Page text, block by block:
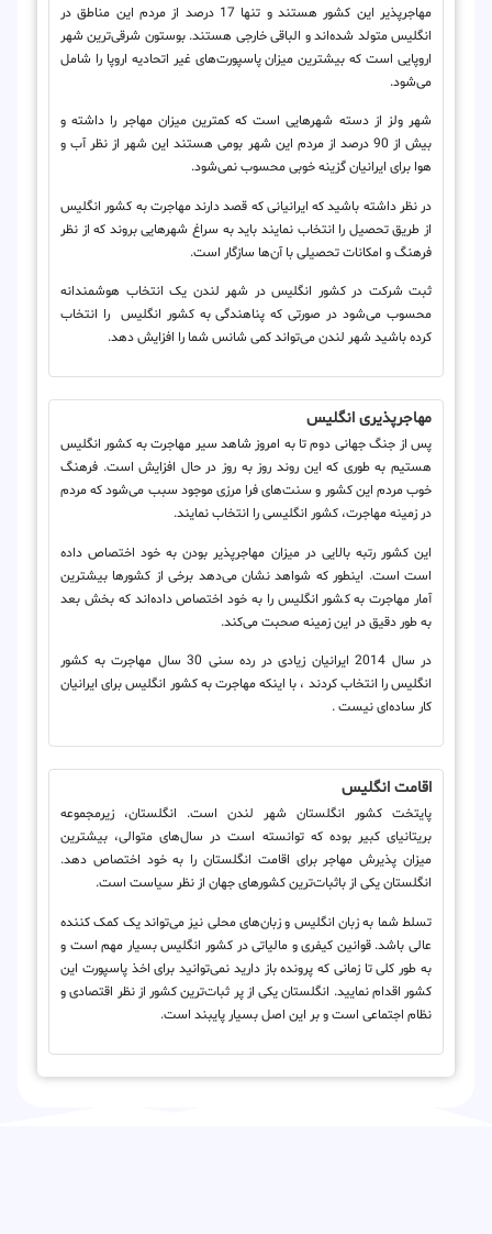
مهاجرپذیر این کشور هستند و تنها 17 درصد از مردم این مناطق در
انگلیس متولد شده‌اند و الباقی خارجی هستند. بوستون شرقی‌ترین شهر
اروپایی است که بیشترین میزان پاسپورت‌های غیر اتحادیه اروپا را شامل
می‌شود.
شهر ولز از دسته شهرهایی است که کمترین میزان مهاجر را داشته و
بیش از 90 درصد از مردم این شهر بومی هستند این شهر از نظر آب و
هوا برای ایرانیان گزینه خوبی محسوب نمی‌شود.
در نظر داشته باشید که ایرانیانی که قصد دارند مهاجرت به کشور انگلیس
از طریق تحصیل را انتخاب نمایند باید به سراغ شهرهایی بروند که از نظر
فرهنگ و امکانات تحصیلی با آن‌ها سازگار است.
ثبت شرکت در کشور انگلیس در شهر لندن یک انتخاب هوشمندانه
محسوب می‌شود در صورتی که پناهندگی به کشور انگلیس را انتخاب
کرده باشید شهر لندن می‌تواند کمی شانس شما را افزایش دهد.
مهاجرپذیری انگلیس
پس از جنگ جهانی دوم تا به امروز شاهد سیر مهاجرت به کشور انگلیس
هستیم به طوری که این روند روز به روز در حال افزایش است. فرهنگ
خوب مردم این کشور و سنت‌های فرا مرزی موجود سبب می‌شود که مردم
در زمینه مهاجرت، کشور انگلیسی را انتخاب نمایند.
این کشور رتبه بالایی در میزان مهاجرپذیر بودن به خود اختصاص داده
است است. اینطور که شواهد نشان می‌دهد برخی از کشورها بیشترین
آمار مهاجرت به کشور انگلیس را به خود اختصاص داده‌اند که بخش بعد
به طور دقیق در این زمینه صحبت می‌کند.
در سال 2014 ایرانیان زیادی در رده سنی 30 سال مهاجرت به کشور
انگلیس را انتخاب کردند ، با اینکه مهاجرت به کشور انگلیس برای ایرانیان
کار ساده‌ای نیست .
اقامت انگلیس
پایتخت کشور انگلستان شهر لندن است. انگلستان، زیرمجموعه
بریتانیای کبیر بوده که توانسته است در سال‌های متوالی، بیشترین
میزان پذیرش مهاجر برای اقامت انگلستان را به خود اختصاص دهد.
انگلستان یکی از باثبات‌ترین کشورهای جهان از نظر سیاست است.
تسلط شما به زبان انگلیس و زبان‌های محلی نیز می‌تواند یک کمک کننده
عالی باشد. قوانین کیفری و مالیاتی در کشور انگلیس بسیار مهم است و
به طور کلی تا زمانی که پرونده باز دارید نمی‌توانید برای اخذ پاسپورت این
کشور اقدام نمایید. انگلستان یکی از پر ثبات‌ترین کشور از نظر اقتصادی و
نظام اجتماعی است و بر این اصل بسیار پایبند است.